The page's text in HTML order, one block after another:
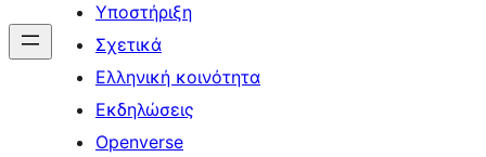
Υποστήριξη
Σχετικά
Ελληνική κοινότητα
Εκδηλώσεις
Openverse